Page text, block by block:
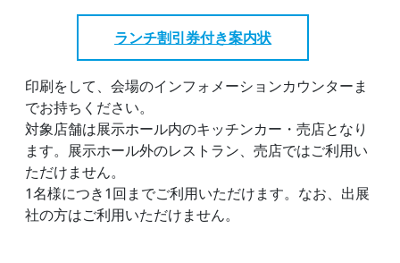
ランチ割引券付き案内状
印刷をして、会場のインフォメーションカウンターま
でお持ちください。
対象店舗は展示ホール内のキッチンカー・売店となり
ます。展示ホール外のレストラン、売店ではご利用い
ただけません。
1名様につき1回までご利用いただけます。なお、出展
社の方はご利用いただけません。